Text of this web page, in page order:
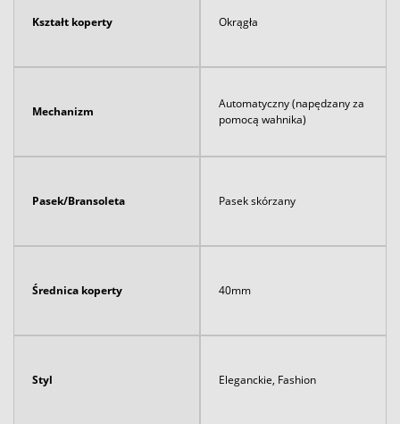
Kształt koperty Okrągła
Mechanizm
Automatyczny (napędzany za
pomocą wahnika)
Pasek/Bransoleta Pasek skórzany
Średnica koperty 40mm
Styl Eleganckie, Fashion